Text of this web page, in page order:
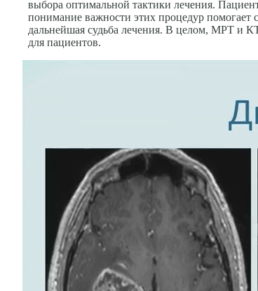
выбора оптимальной тактики лечения.
понимание важности этих процедур помогает
дальнейшая судьба лечения. В целом, МРТ и
для пациентов.